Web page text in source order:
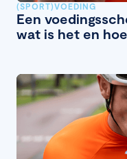
(SPORT)VOEDING
Een
wat is het en